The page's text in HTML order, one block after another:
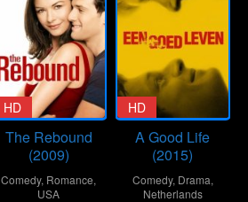
HD
The Rebound
(2009)
Comedy, Romance,
USA
HD
A Good Life
(2015)
Comedy, Drama,
Netherlands